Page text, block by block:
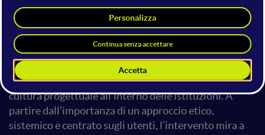
governo italiano, attraverso l’iniziativa Designers
Italia, mette a disposizione delle pubbliche
amministrazioni e dei loro fornitori numerosi
strumenti operativi, kit pratici e metodologici, pronti
all’uso, per facilitare la trasformazione digitale dei
servizi pubblici e supportare il rafforzamento della
cultura progettuale all’interno delle istituzioni. A
partire dall’importanza di un approccio etico,
sistemico e centrato sugli utenti, l’intervento mira a